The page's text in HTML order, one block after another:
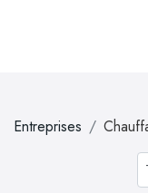
Entreprises